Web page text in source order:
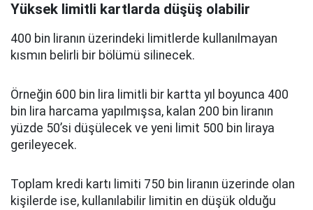
Yüksek limitli kartlarda düşüş olabilir
400 bin liranın üzerindeki limitlerde kullanılmayan
kısmın belirli bir bölümü silinecek.
Örneğin 600 bin lira limitli bir kartta yıl boyunca 400
bin lira harcama yapılmışsa, kalan 200 bin liranın
yüzde 50’si düşülecek ve yeni limit 500 bin liraya
gerileyecek.
Toplam kredi kartı limiti 750 bin liranın üzerinde olan
kişilerde ise, kullanılabilir limitin en düşük olduğu